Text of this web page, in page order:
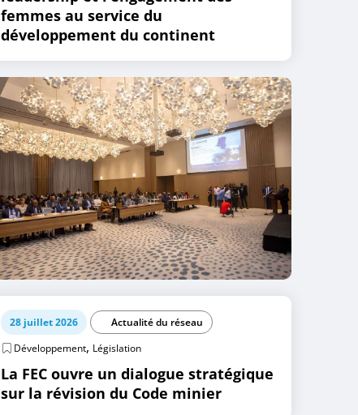
femmes au service du
développement du continent
28 juillet 2026
Actualité du réseau
Développement, Législation
La FEC ouvre un dialogue stratégique
sur la révision du Code minier